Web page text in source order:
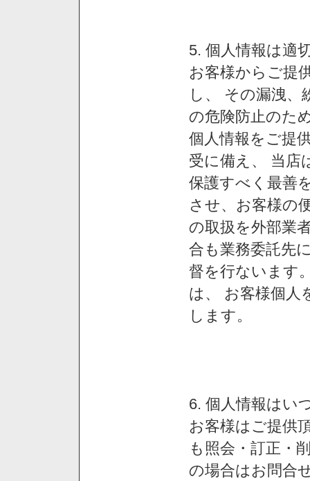
5. 個人情報は適
お客様からご提
し、 その漏洩、
の危険防止のた
個人情報をご提
受に備え、 当店
保護すべく最善
させ、お客様の
の取扱を外部業
合も業務委託先
督を行ないます
は、 お客様個人
します。
6. 個人情報はい
お客様はご提供
も照会・訂正・
の場合はお問合